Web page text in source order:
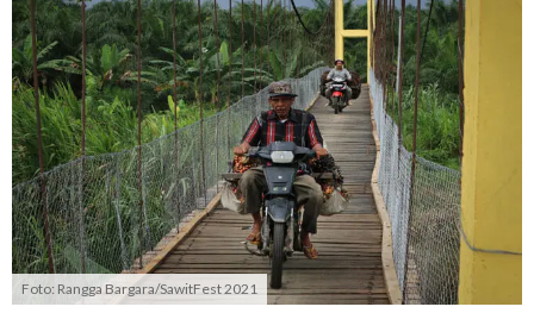
Foto: Rangga Bargara/SawitFest 2021